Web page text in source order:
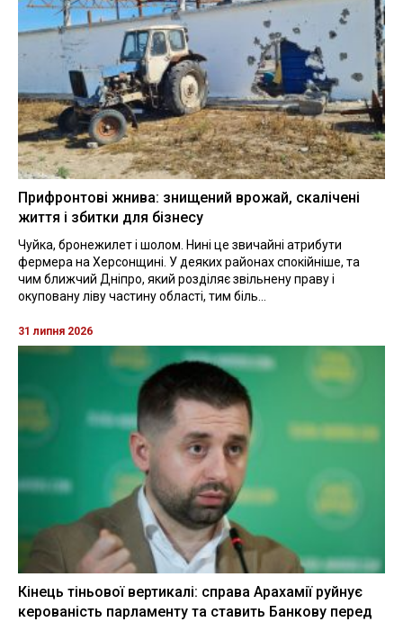
Прифронтові жнива: знищений врожай, скалічені
життя і збитки для бізнесу
Чуйка, бронежилет і шолом. Нині це звичайні атрибути
фермера на Херсонщині. У деяких районах спокійніше, та
чим ближчий Дніпро, який розділяє звільнену праву і
окуповану ліву частину області, тим біль...
31 липня 2026
Кінець тіньової вертикалі: справа Арахамії руйнує
керованість парламенту та ставить Банкову перед